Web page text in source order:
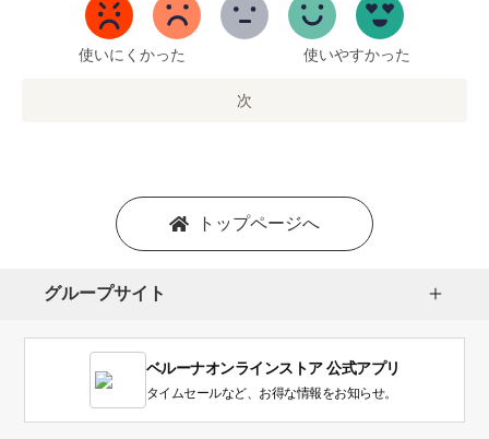
い
使いにくかった 使いやすかった
次
トップページへ
グループサイト
ベルーナオンラインストア 公式アプリ
タイムセールなど、お得な情報をお知らせ。